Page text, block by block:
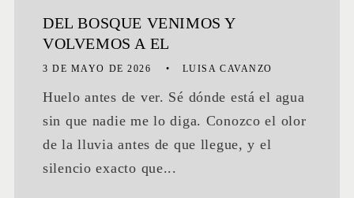
DEL BOSQUE VENIMOS Y
VOLVEMOS A EL
3 DE MAYO DE 2026 LUISA CAVANZO
Huelo antes de ver. Sé dónde está el agua
sin que nadie me lo diga. Conozco el olor
de la lluvia antes de que llegue, y el
silencio exacto que...